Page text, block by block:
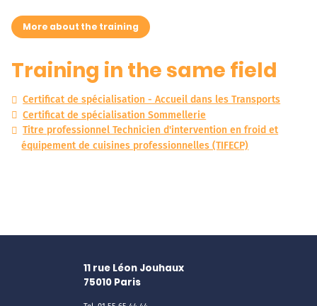
More about the training
Training in the same field
Certificat de spécialisation - Accueil dans les Transports
Certificat de spécialisation Sommellerie
Titre professionnel Technicien d'intervention en froid et
équipement de cuisines professionnelles (TIFECP)
11 rue Léon Jouhaux
75010 Paris